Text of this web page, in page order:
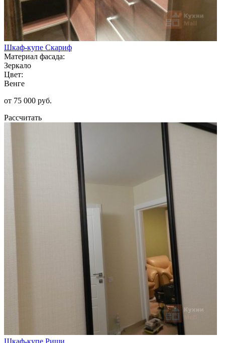
Шкаф-купе Скариф
Материал фасада:
Зеркало
Цвет:
Венге
от 75 000 руб.
Рассчитать
Шкаф-купе Риши